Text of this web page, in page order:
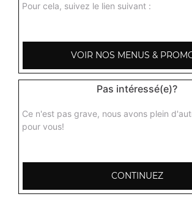
Pour cela, suivez le lien suivant :
VOIR NOS MENUS &
Pas intéressé(e)?
Ce n'est pas grave, nous avons plein
pour vous!
CONTINUEZ